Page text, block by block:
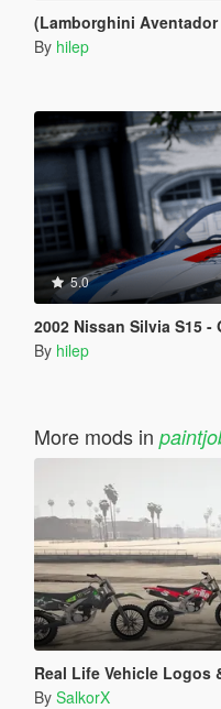
(Lamborghini Aventador
By hilep
5.0
2002 Nissan Silvia S15 -
By hilep
More mods in
Real Life Vehicle Logos &
By SalkorX